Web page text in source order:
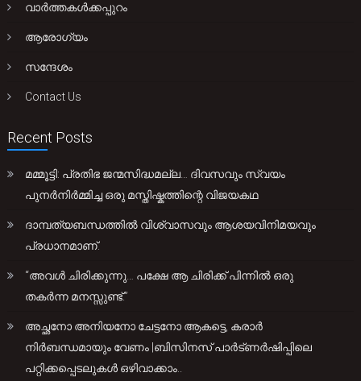
വാർത്തകൾക്കപ്പുറം
ആരോഗ്യം
സന്ദേശം
Contact Us
Recent Posts
മമ്മൂട്ടി: പ്രതിഭ ജന്മസിദ്ധമല്ല… ദിവസവും സ്വയം
പുനർനിർമ്മിച്ച ഒരു മസ്തിഷ്കത്തിന്റെ വിജയകഥ
ദാമ്പത്യബന്ധത്തിൽ വിശ്വാസവും ആശയവിനിമയവും
പ്രധാനമാണ്.
“അവൾ ചിരിക്കുന്നു… പക്ഷേ ആ ചിരിക്ക് പിന്നിൽ ഒരു
തകർന്ന മനസ്സുണ്ട്.”
അച്ഛനോ അനിയനോ ചേട്ടനോ ആകട്ടെ, കരാർ
നിർബന്ധമായും വേണം |ബിസിനസ് പാർട്ണർഷിപ്പിലെ
പറ്റിക്കപ്പെടലുകൾ ഒഴിവാക്കാം..